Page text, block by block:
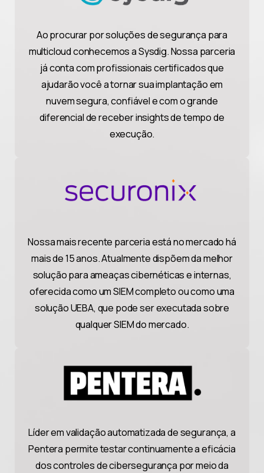
Ao procurar por soluções de segurança para
multicloud conhecemos a Sysdig. Nossa parceria
já conta com profissionais certificados que
ajudarão você a tornar sua implantação em
nuvem segura, confiável e com o grande
diferencial de receber insights de tempo de
execução.
Nossa mais recente parceria está no mercado há
mais de 15 anos. Atualmente dispõem da melhor
solução para ameaças cibernéticas e internas,
oferecida como um SIEM completo ou como uma
solução UEBA, que pode ser executada sobre
qualquer SIEM do mercado.
Líder em validação automatizada de segurança, a
Pentera permite testar continuamente a eficácia
dos controles de cibersegurança por meio da